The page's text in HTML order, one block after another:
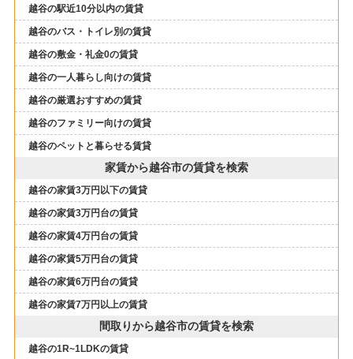
越谷の駅近10分以内の賃貸
越谷のバス・トイレ別の賃貸
越谷の敷金・礼金0の賃貸
越谷の一人暮らし向けの賃貸
越谷の厳選おすすめの賃貸
越谷のファミリー向けの賃貸
越谷のペットと暮らせる賃貸
家賃から越谷市の賃貸を検索
越谷の家賃3万円以下の賃貸
越谷の家賃3万円台の賃貸
越谷の家賃4万円台の賃貸
越谷の家賃5万円台の賃貸
越谷の家賃6万円台の賃貸
越谷の家賃7万円以上の賃貸
間取りから越谷市の賃貸を検索
越谷の1R~1LDKの賃貸